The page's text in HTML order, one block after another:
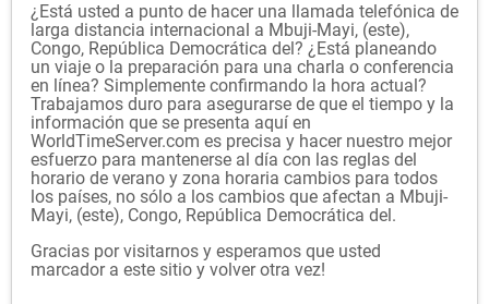
¿Está usted a punto de hacer una llamada telefónica de
larga distancia internacional a Mbuji-Mayi, (este),
Congo, República Democrática del? ¿Está planeando
un viaje o la preparación para una charla o conferencia
en línea? Simplemente confirmando la hora actual?
Trabajamos duro para asegurarse de que el tiempo y la
información que se presenta aquí en
WorldTimeServer.com es precisa y hacer nuestro mejor
esfuerzo para mantenerse al día con las reglas del
horario de verano y zona horaria cambios para todos
los países, no sólo a los cambios que afectan a Mbuji-
Mayi, (este), Congo, República Democrática del.
Gracias por visitarnos y esperamos que usted
marcador a este sitio y volver otra vez!